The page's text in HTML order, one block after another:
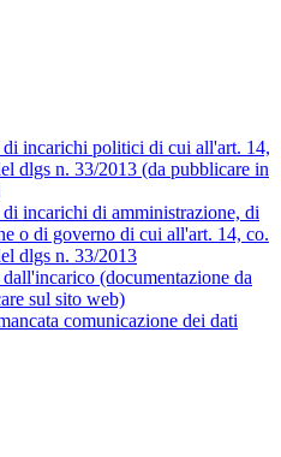
incarichi politici di cui all'art. 14,
dlgs n. 33/2013 (da pubblicare in
incarichi di amministrazione, di
o di governo di cui all'art. 14, co.
dlgs n. 33/2013
dall'incarico (documentazione da
sul sito web)
comunicazione dei dati